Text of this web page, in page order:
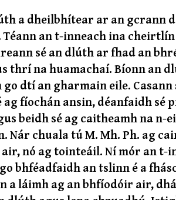
a dheilbhítear ar an gcrann
an t-inneach ina
sé an dlúth ar fhad an
thrí na huamachaí. Bíonn an
dtí an gharmain eile.
ag fíochán ansin, déanfaidh
beidh sé ag caitheamh na
Nár chuala tú M. Mh. Ph. ag
nó ag tointeáil. Ní mór an t-
bhféadfaidh an tslinn é a
a láimh ag an bhfíodóir air,